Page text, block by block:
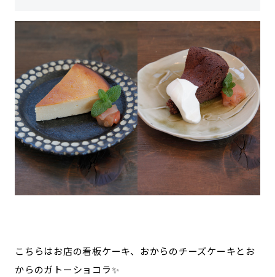
こちらはお店の看板ケーキ、おからのチーズケーキとお
からのガトーショコラ✨